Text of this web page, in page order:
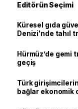
Editörün Seçimi
Küresel gıda
Denizi'nde tahıl
Hürmüz’de
geçiş
Türk
bağlar ekonomik